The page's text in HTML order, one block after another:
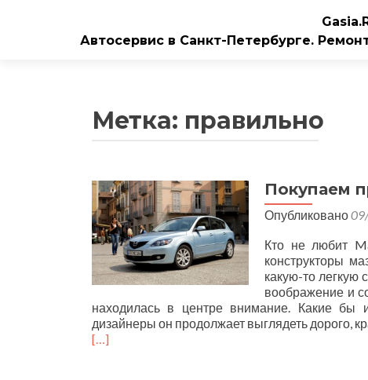
Автосервис в Санкт-Петербурге.
Метка: правильно
Покупаем
Опубликовано
Кто не любит
конструкторы
какую-то легкую
воображение и
находилась в центре внимание. Какие бы
дизайнеры он продолжает выглядеть дорого,
[…]